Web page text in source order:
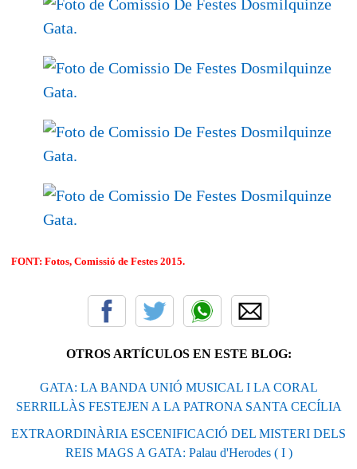
FONT: Fotos, Comissió de Festes 2015.
OTROS ARTÍCULOS EN ESTE BLOG:
GATA: LA BANDA UNIÓ MUSICAL I LA CORAL
SERRILLÀS FESTEJEN A LA PATRONA SANTA CECÍLIA
EXTRAORDINÀRIA ESCENIFICACIÓ DEL MISTERI DELS
REIS MAGS A GATA: Palau d'Herodes ( I )